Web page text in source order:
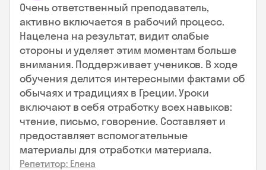
Очень ответственный преподаватель,
активно включается в рабочий процесс.
Нацелена на результат, видит слабые
стороны и уделяет этим моментам больше
внимания. Поддерживает учеников. В ходе
обучения делится интересными фактами об
обычаях и традициях в Греции. Уроки
включают в себя отработку всех навыков:
чтение, письмо, говорение. Составляет и
предоставляет вспомогательные
материалы для отработки материала.
Репетитор: Елена